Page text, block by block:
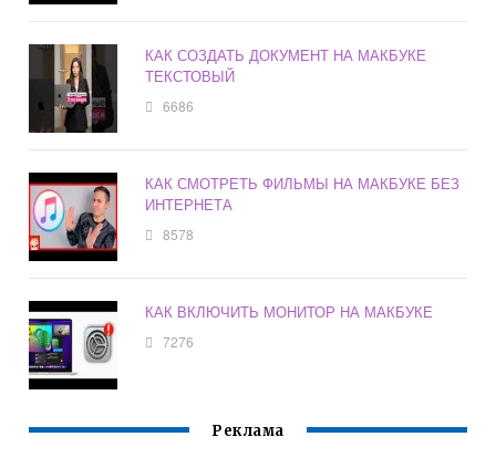
КАК СОЗДАТЬ ДОКУМЕНТ НА МАКБУКЕ
ТЕКСТОВЫЙ
6686
КАК СМОТРЕТЬ ФИЛЬМЫ НА МАКБУКЕ БЕЗ
ИНТЕРНЕТА
8578
КАК ВКЛЮЧИТЬ МОНИТОР НА МАКБУКЕ
7276
Реклама